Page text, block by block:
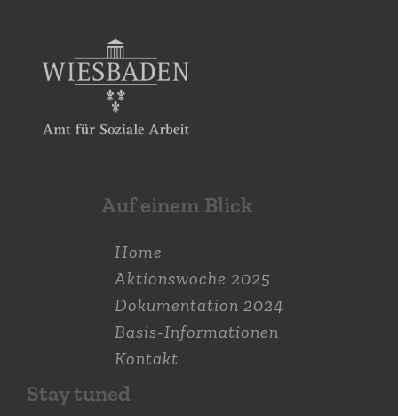
Auf einem Blick
Home
Aktions­woche 2025
Dokumen­tation 2024
Basis-Informationen
Kontakt
Stay tuned